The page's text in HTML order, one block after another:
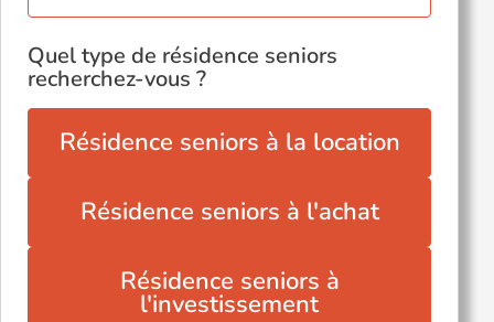
Quel type de résidence seniors
recherchez-vous ?
Résidence seniors à la location
Résidence seniors à l'achat
Résidence seniors à
l'investissement